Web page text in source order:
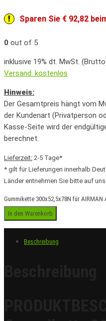
Sparen Sie € 92,82
0 out of 5
inklusive 19% dt. MwSt.
Versand: kostenlos
Hinweis:
Der Gesamtpreis hängt vom
der Kundenart (Privatperson
Kasse-Seite wird der
berechnet.
Lieferzeit: 2-5 Tage*
* gilt für Lieferungen innerhalb
Länder entnehmen Sie bitte auf
Gummikette 300x52,5x78N für AIRMAN
In den Warenkorb
Beschreibung